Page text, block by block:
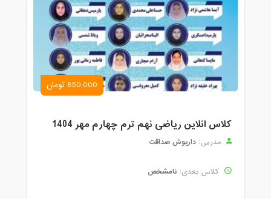
850,000 تومان
کلاس انلاین ریاضی نهم ترم چهارم مهر 1404
مدرس: داریوش صداقت
کلاس بعدی: نامشخص